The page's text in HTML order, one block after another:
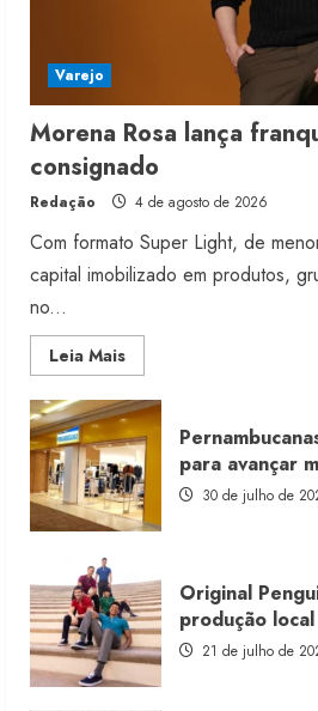
Varejo
Morena Rosa lança
consignado
Redação 4 de agosto de 2026
Com formato Super Light, de
capital imobilizado em produtos,
no...
Leia MaisRead
more
Morena
Rosa
lança
franquia
com
estoque
consignado
para avançar
30 de julho de
Original
produção local
21 de julho de